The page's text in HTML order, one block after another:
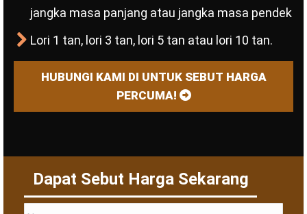
jangka masa panjang atau jangka masa pendek
Lori 1 tan, lori 3 tan, lori 5 tan atau lori 10 tan.
HUBUNGI KAMI DI UNTUK SEBUT HARGA
PERCUMA!
Dapat Sebut Harga Sekarang